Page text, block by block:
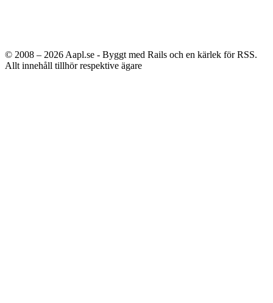
© 2008 – 2026 Aapl.se - Byggt med Rails och en kärlek för RSS.
Allt innehåll tillhör respektive ägare